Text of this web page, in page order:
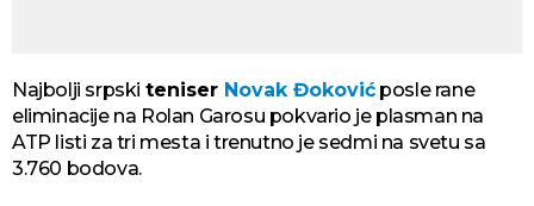
Najbolji srpski teniser Novak Đokovićposle rane
eliminacije na Rolan Garosu pokvario je plasman na
ATP listi za tri mesta i trenutno je sedmi na svetu sa
3.760 bodova.